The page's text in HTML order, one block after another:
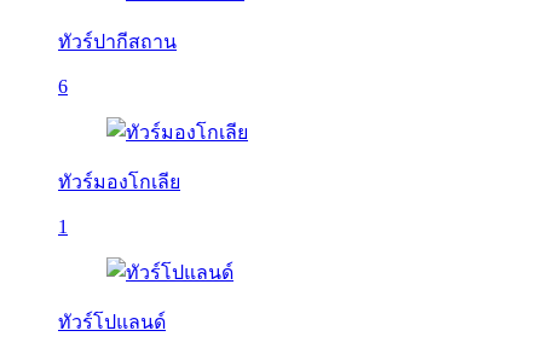
ทัวร์ปากีสถาน
6
ทัวร์มองโกเลีย
1
ทัวร์โปแลนด์